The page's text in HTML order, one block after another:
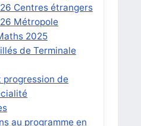
Centres étrangers
Métropole
2025
de Terminale
progression de
au programme en